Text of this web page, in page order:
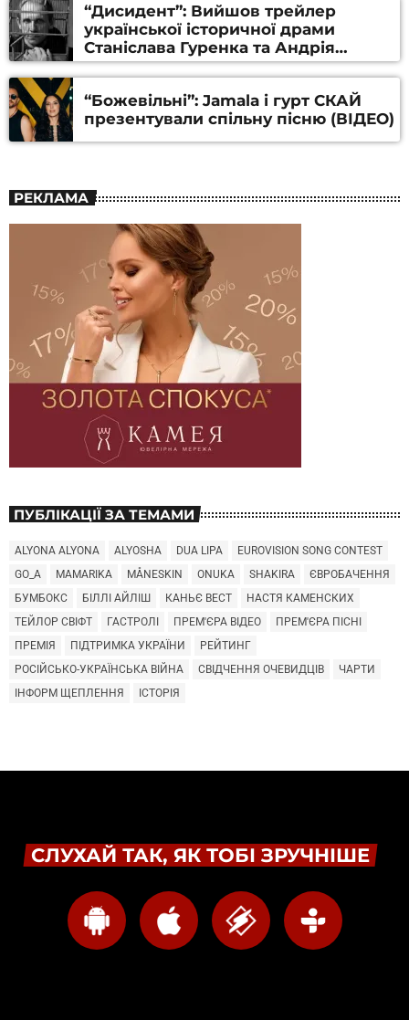
“Дисидент”: Вийшов трейлер
української історичної драми
Станіслава Гуренка та Андрія
Алфьорова (ВІДЕО)
“Божевільні”: Jamala і гурт СКАЙ
презентували спільну пісню (ВІДЕО)
РЕКЛАМА
ПУБЛІКАЦІЇ ЗА ТЕМАМИ
ALYONA ALYONA ALYOSHA DUA LIPA
EUROVISION SONG CONTEST
GO_A
MAMARIKA MÅNESKIN ONUKA SHAKIRA
ЄВРОБАЧЕННЯ
БУМБОКС
БІЛЛІ АЙЛІШ КАНЬЄ ВЕСТ
НАСТЯ КАМЕНСКИХ
ТЕЙЛОР СВІФТ
ГАСТРОЛІ ПРЕМ'ЄРА ВІДЕО
ПРЕМ'ЄРА ПІСНІ
ПРЕМІЯ
ПІДТРИМКА УКРАЇНИ
РЕЙТИНГ
РОСІЙСЬКО-УКРАЇНСЬКА ВІЙНА
СВІДЧЕННЯ ОЧЕВИДЦІВ
ЧАРТИ
ІНФОРМ ЩЕПЛЕННЯ
ІСТОРІЯ
СЛУХАЙ ТАК, ЯК ТОБІ ЗРУЧНІШЕ